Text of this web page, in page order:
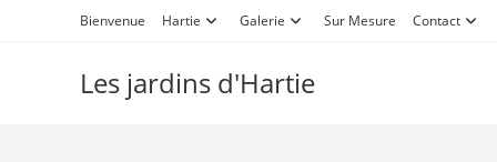
Bienvenue Hartie Galerie Sur Mesure Contact
Les jardins d'Hartie